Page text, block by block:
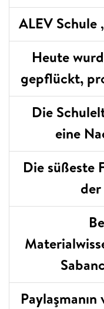
ALEV Schule
Heute
gepflückt,
Die
eine
Die süßeste
Paylaşmanın